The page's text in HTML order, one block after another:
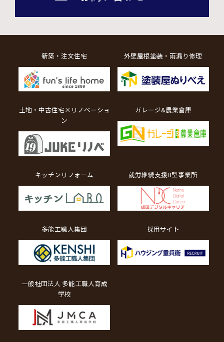
新築・注文住宅 外壁屋根塗装・雨漏り修理
土地・中古住宅×リノベーショ
ン
ガレージ&農業倉庫
キッチンリフォーム 就労継続支援B型事業所
多能工職人集団 採用サイト
一般社団法人 多能工職人育成
学校